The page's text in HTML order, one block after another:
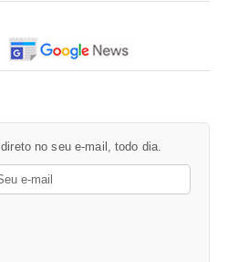
direto no seu e-mail, todo dia.